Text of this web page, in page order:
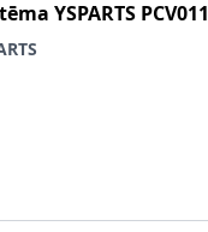
YSPARTS PCV011